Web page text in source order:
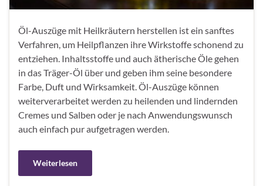
Öl-Auszüge mit Heilkräutern herstellen ist ein sanftes
Verfahren, um Heilpflanzen ihre Wirkstoffe schonend zu
entziehen. Inhaltsstoffe und auch ätherische Öle gehen
in das Träger-Öl über und geben ihm seine besondere
Farbe, Duft und Wirksamkeit. Öl-Auszüge können
weiterverarbeitet werden zu heilenden und lindernden
Cremes und Salben oder je nach Anwendungswunsch
auch einfach pur aufgetragen werden.
Weiterlesen